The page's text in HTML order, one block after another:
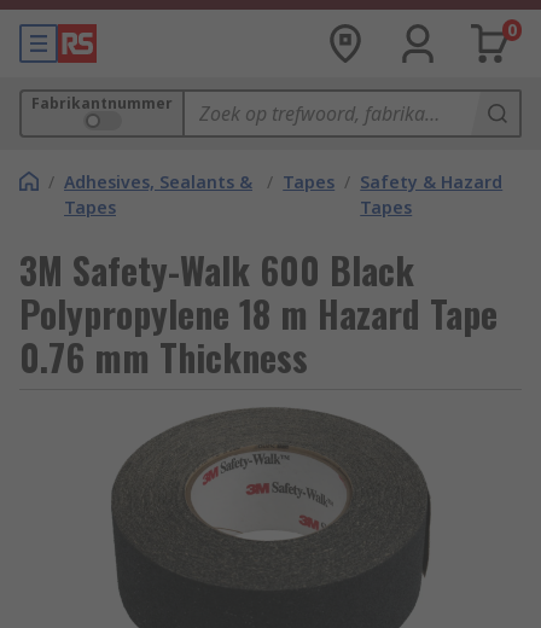
0
Fabrikantnummer
/ Adhesives, Sealants &
Tapes
/ Tapes / Safety & Hazard
Tapes
3M Safety-Walk 600 Black
Polypropylene 18 m Hazard Tape
0.76 mm Thickness